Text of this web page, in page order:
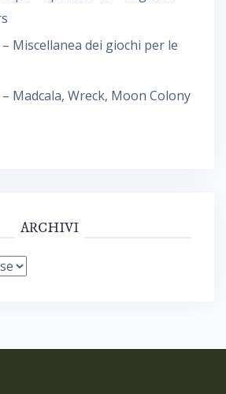
Miscellanea dei giochi per le
Madcala, Wreck, Moon Colony
ARCHIVI